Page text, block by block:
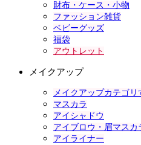
財布・ケース・小物
ファッション雑貨
ベビーグッズ
福袋
アウトレット
メイクアップ
メイクアップカテゴリ
マスカラ
アイシャドウ
アイブロウ・眉マスカ
アイライナー